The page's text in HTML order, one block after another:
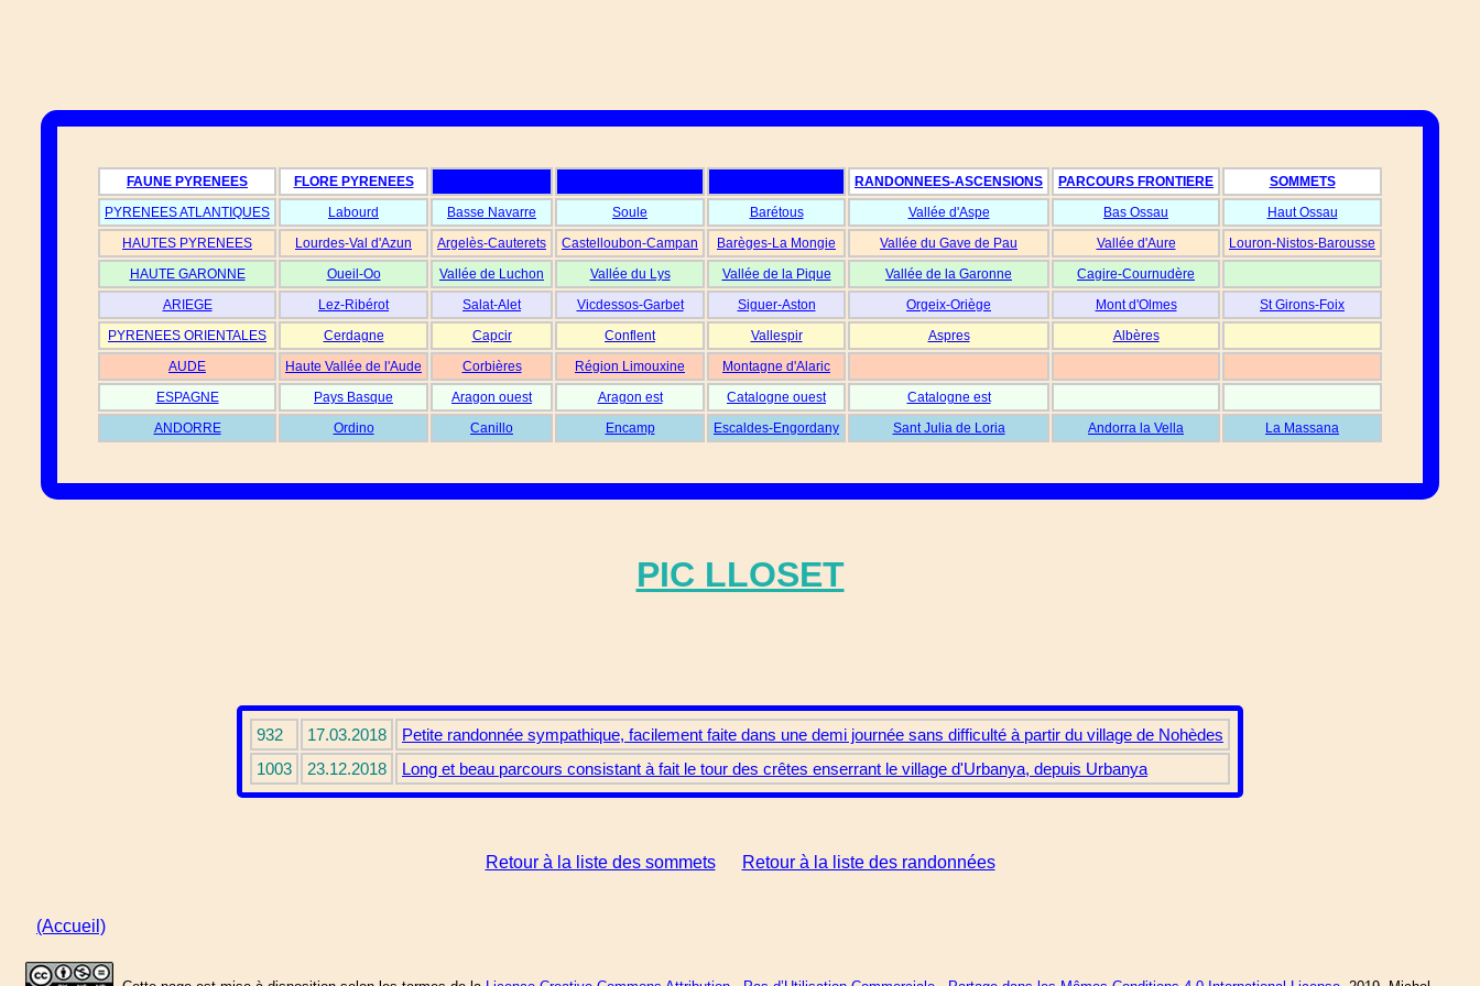
FAUNE PYRENEES FLORE PYRENEES RANDONNEES-ASCENSIONS PARCOURS FRONTIERE
SOMMETS
PYRENEES ATLANTIQUES
Labourd Basse Navarre Soule Barétous Vallée d'Aspe Bas Ossau
Haut Ossau
HAUTES PYRENEES
Lourdes-Val d'Azun Argelès-Cauterets Castelloubon-Campan Barèges-La Mongie Vallée du Gave de Pau Vallée d'Aure
Louron-Nistos-Barousse
HAUTE GARONNE
Oueil-Oo Vallée de Luchon Vallée du Lys Vallée de la Pique Vallée de la Garonne
Cagire-Cournudère
ARIEGE
Lez-Ribérot Salat-Alet Vicdessos-Garbet Siguer-Aston Orgeix-Oriège Mont d'Olmes
St Girons-Foix
PYRENEES ORIENTALES
Cerdagne Capcir Conflent Vallespir Aspres
Albères
AUDE
Haute Vallée de l'Aude Corbières Région Limouxine
Montagne d'Alaric
ESPAGNE
Pays Basque Aragon ouest Aragon est Catalogne ouest
Catalogne est
ANDORRE
Ordino Canillo Encamp Escaldes-Engordany Sant Julia de Loria Andorra la Vella La Massana
PIC LLOSET
932 17.03.2018
Petite randonnée sympathique, facilement faite dans une demi journée sans difficulté à partir du village de Nohèdes
1003
23.12.2018 Long et beau parcours consistant à fait le tour des crêtes enserrant le village d'Urbanya, depuis Urbanya
Retour à la liste des sommets Retour à la liste des randonnées
(Accueil)